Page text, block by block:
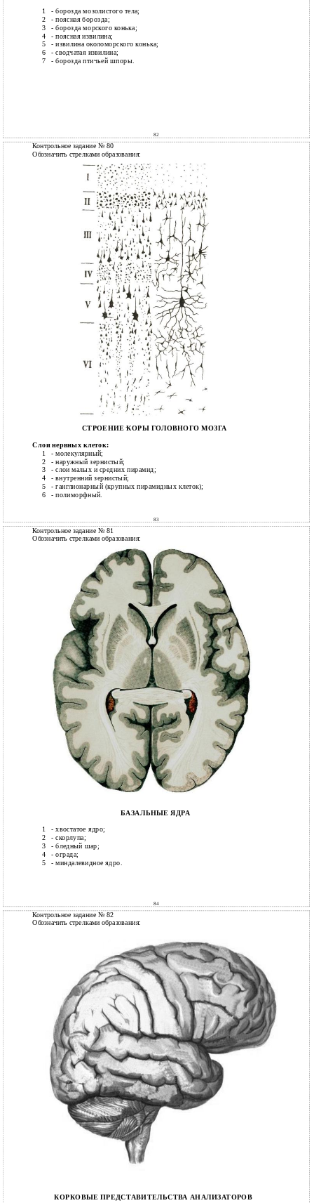
1
- борозда мозолистого тела;
2
- поясная борозда;
3 - борозда морского конька;
4 - поясная извилина;
5 - извилина околоморского конька;
6
- сводчатая извилина;
7
- борозда птичьей шпоры.
82
Контрольное задание № 80
Обозначить стрелками образования:
СТРОЕНИЕ КОРЫ ГОЛОВНОГО МОЗГА
Слои нервных клеток:
1
- молекулярный;
2 - наружный зернистый;
3
- слои малых и средних пирамид;
4
- внутренний зернистый;
5
- ганглионарный (крупных пирамидных клеток);
6
- полиморфный.
83
Контрольное задание № 81
Обозначить стрелками образования:
БАЗАЛЬНЫЕ ЯДРА
1
- хвостатое ядро;
2
- скорлупа;
3 - бледный шар;
4
- ограда;
5
- миндалевидное ядро.
84
Контрольное задание № 82
Обозначить стрелками образования:
КОРКОВЫЕ ПРЕДСТАВИТЕЛЬСТВА АНАЛИЗАТОРОВ